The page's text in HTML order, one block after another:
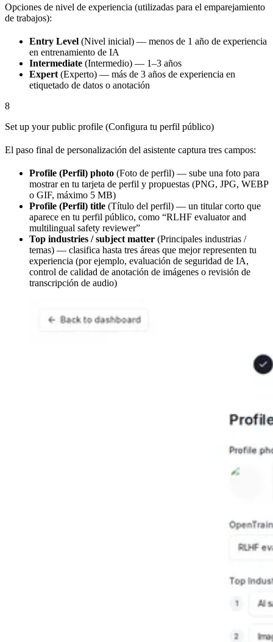
Opciones de nivel de experiencia (utilizadas para el emparejamiento
de trabajos):
Entry Level (Nivel inicial) — menos de 1 año de experiencia
en entrenamiento de IA
Intermediate (Intermedio) — 1–3 años
Expert (Experto) — más de 3 años de experiencia en
etiquetado de datos o anotación
8
Set up your public profile (Configura tu perfil público)
El paso final de personalización del asistente captura tres campos:
Profile (Perfil) photo (Foto de perfil) — sube una foto para
mostrar en tu tarjeta de perfil y propuestas (PNG, JPG, WEBP
o GIF, máximo 5 MB)
Profile (Perfil) title (Título del perfil) — un titular corto que
aparece en tu perfil público, como “RLHF evaluator and
multilingual safety reviewer”
Top industries / subject matter (Principales industrias /
temas) — clasifica hasta tres áreas que mejor representen tu
experiencia (por ejemplo, evaluación de seguridad de IA,
control de calidad de anotación de imágenes o revisión de
transcripción de audio)